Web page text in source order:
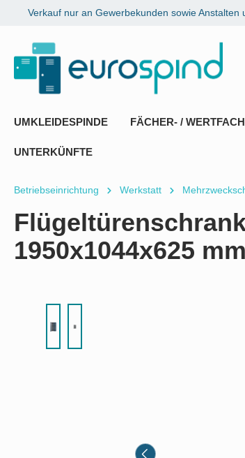
Zur Hauptnavigation springen
Verkauf nur an Gewerbekunden sowie
UMKLEIDESPINDE FÄCHER- /
UNTERKÜNFTE
Betriebseinrichtung Werkstatt
1950x1044x625